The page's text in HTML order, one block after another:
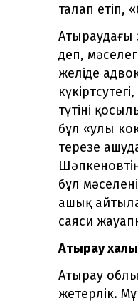
талап етіп,
Атыраудағы
деп,
желіде
түтіні
бұл «улы
терезе
бұл
ашық
саяси
Атырау
Атырау
жетерлік.